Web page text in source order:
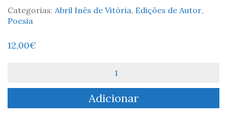
Categorias: Abril Inês de Vitória, Edições de Autor,
Poesia
12,00€
O
-
Adicionar